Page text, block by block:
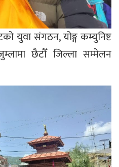
युवा संगठन, योङ्ग कम्युनिष्ट
छैटौँ जिल्ला सम्मेलन